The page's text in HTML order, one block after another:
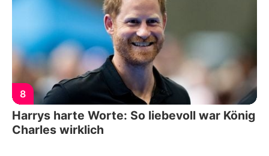
8
Harrys harte Worte: So liebevoll war König
Charles wirklich